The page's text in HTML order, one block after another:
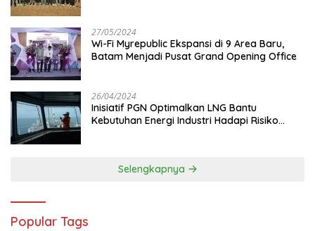
27/05/2024
Wi-Fi Myrepublic Ekspansi di 9 Area Baru,
Batam Menjadi Pusat Grand Opening Office
26/04/2024
Inisiatif PGN Optimalkan LNG Bantu
Kebutuhan Energi Industri Hadapi Risiko
Selengkapnya
Popular Tags